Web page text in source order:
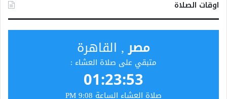
اوقات الصلاة